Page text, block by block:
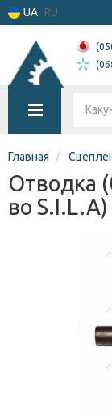
UA RU
Главная
Отводка
во S.I.L.A)